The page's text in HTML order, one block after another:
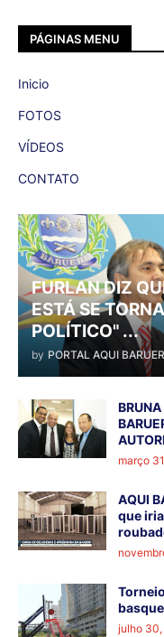
PÁGINAS MENU
Inicio
FOTOS
VÍDEOS
CONTATO
FURLAN DIZ
ESTÁ SE
POLÍTICO" ...
by PORTAL AQUI
março
AQUI
que
julho 30,